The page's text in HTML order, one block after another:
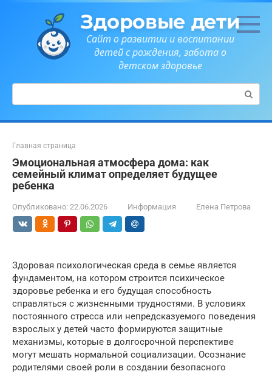
Здоровые дети
Сайт о развитии и воспитании
детей с рождения, забота о
детском здоровье
Поиск:
Главная страница
Эмоциональная атмосфера дома: как
семейный климат определяет будущее
ребенка
Опубликовано: 22.06.2026 Информация Елена Петрова
Здоровая психологическая среда в семье является
фундаментом, на котором строится психическое
здоровье ребенка и его будущая способность
справляться с жизненными трудностями. В условиях
постоянного стресса или непредсказуемого поведения
взрослых у детей часто формируются защитные
механизмы, которые в долгосрочной перспективе
могут мешать нормальной социализации. Осознание
родителями своей роли в создании безопасного